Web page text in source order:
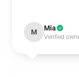
M Mia
Verified